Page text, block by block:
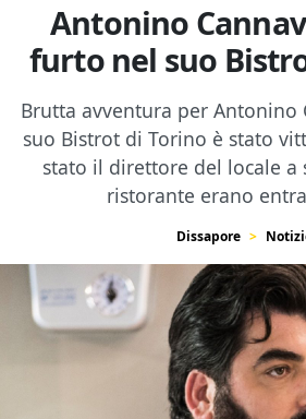
Antonino
furto nel suo
Brutta avventura per Antonino
suo Bistrot di Torino è stato
stato il direttore del locale a
ristorante erano
Dissapore